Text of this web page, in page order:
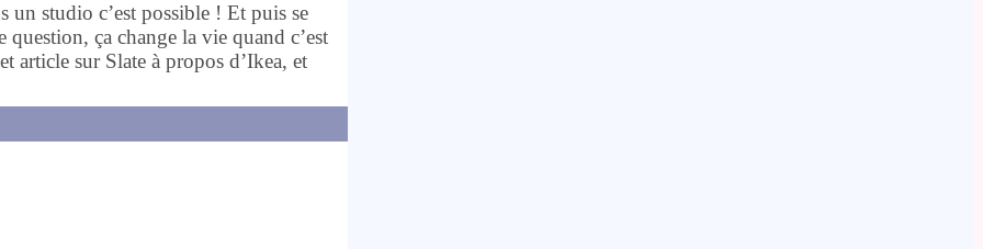
un studio c’est possible ! Et puis se
ça change la vie quand c’est
article sur Slate à propos d’Ikea, et